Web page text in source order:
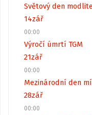
Světový den
14zář
00:00
Výročí úmrtí TGM
21zář
00:00
Mezinárodní den
28zář
00:00